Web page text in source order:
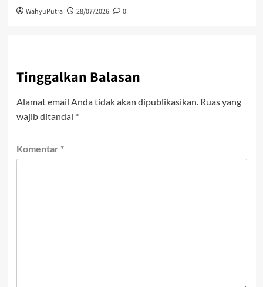
WahyuPutra 28/07/2026 0
Tinggalkan Balasan
Alamat email Anda tidak akan dipublikasikan. Ruas yang
wajib ditandai *
Komentar *